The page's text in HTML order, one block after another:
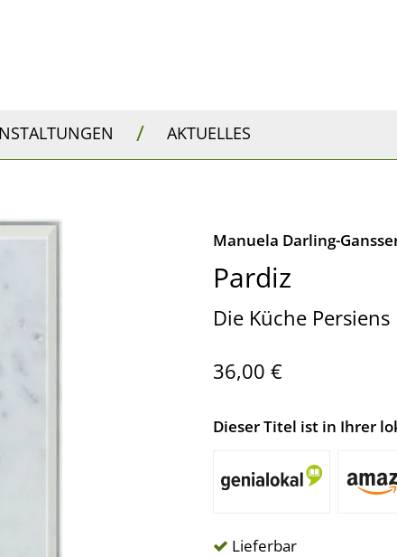
/ AKTUELLES
Manuela Darling-
Pardiz
Die Küche Persiens
36,00 €
Dieser Titel ist in Ihrer
Lieferbar